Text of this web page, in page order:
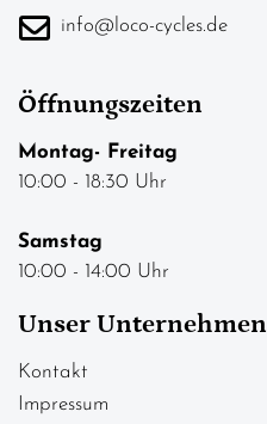
info@loco-cycles.de
Öffnungszeiten
Montag- Freitag
10:00 - 18:30 Uhr
Samstag
10:00 - 14:00 Uhr
Unser Unternehmen
Kontakt
Impressum